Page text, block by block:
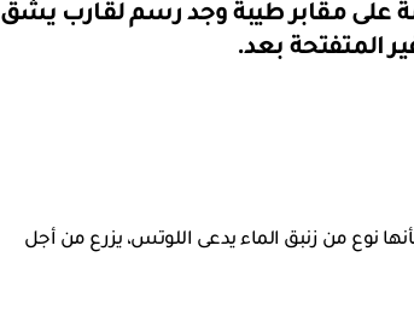
على مقابر طيبة وجد رسم لقارب يشق
المتفتحة بعد.
نوع من زنبق الماء يدعى اللوتس، يزرع من أجل